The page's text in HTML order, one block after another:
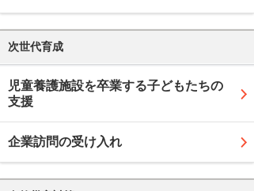
次世代育成
児童養護施設を卒業する子どもたちの
支援
企業訪問の受け入れ